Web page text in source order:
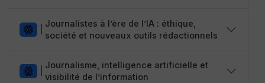
Journalistes à l’ère de l’IA : éthique,
société et nouveaux outils rédactionnels
Journalisme, intelligence artificielle et
visibilité de l’information